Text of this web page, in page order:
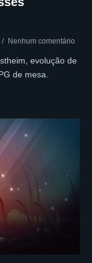
Nenhum comentário
evolução de
de mesa.